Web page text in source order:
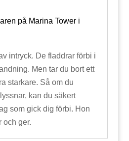
på Marina Tower i
intryck. De fladdrar förbi i
Men tar du bort ett
starkare. Så om du
kan du säkert
som gick dig förbi. Hon
och ger.